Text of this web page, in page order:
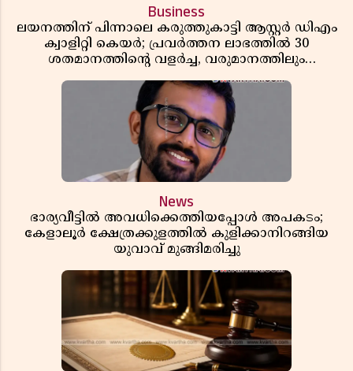
Business
ലയനത്തിന് പിന്നാലെ കരുത്തുകാട്ടി ആസ്റ്റർ ഡിഎം
ക്വാളിറ്റി കെയർ; പ്രവർത്തന ലാഭത്തിൽ 30
ശതമാനത്തിൻ്റെ വളർച്ച, വരുമാനത്തിലും
റിപ്പോർട്ട് പുറത്ത്
News
ഭാര്യവീട്ടിൽ അവധിക്കെത്തിയപ്പോൾ അപകടം;
കേളാലൂർ ക്ഷേത്രക്കുളത്തിൽ കുളിക്കാനിറങ്ങിയ
യുവാവ് മുങ്ങിമരിച്ചു